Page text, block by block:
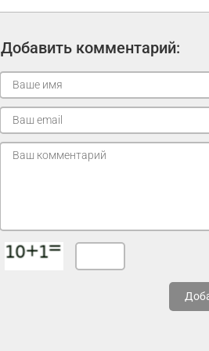
Добавить комментарий: